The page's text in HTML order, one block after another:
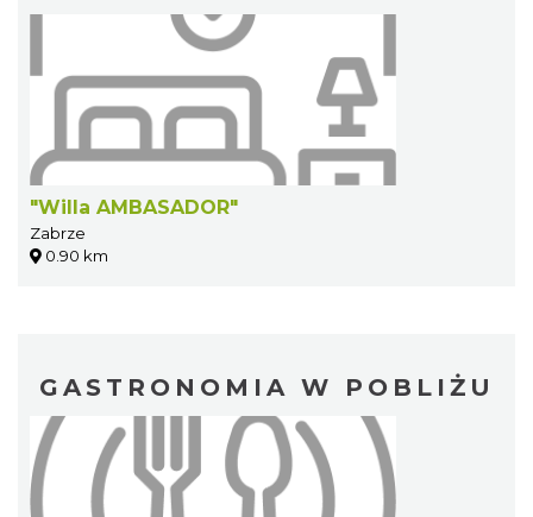
"Willa AMBASADOR"
Zabrze
0.90 km
GASTRONOMIA W POBLIŻU